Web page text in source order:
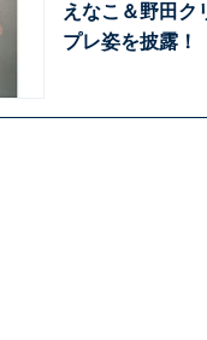
えなこ＆野田ク
プレ姿を披露！